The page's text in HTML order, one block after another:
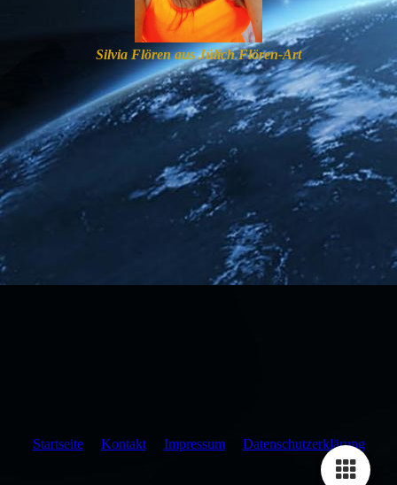
Silvia Flören aus Jülich Flören-Art
Startseite Kontakt Impressum Datenschutzerklärung